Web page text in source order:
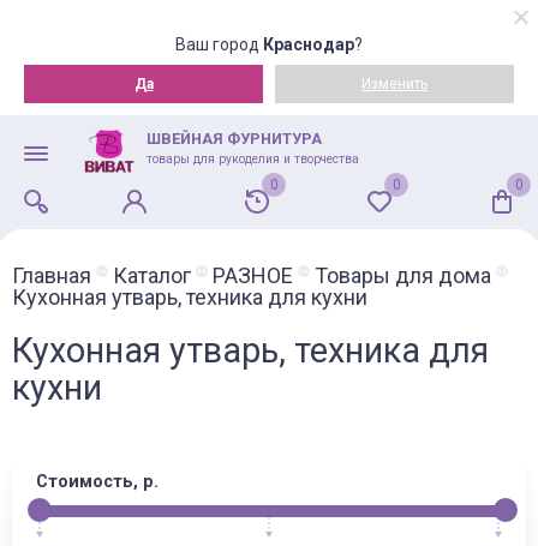
Ваш город Краснодар?
Да Изменить
ШВЕЙНАЯ ФУРНИТУРА
товары для рукоделия и творчества
0 0 0
Главная Каталог РАЗНОЕ
Товары для дома
Кухонная утварь, техника для кухни
Кухонная утварь, техника для
кухни
Стоимость, р.